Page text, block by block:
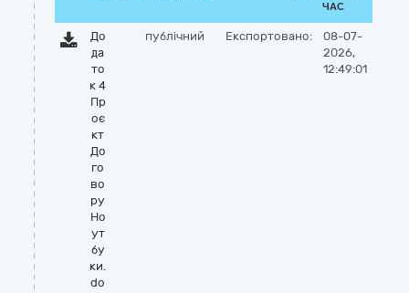
ЧАС
До
да
то
к 4
Пр
оє
кт
До
го
во
ру
Но
ут
бу
ки.
do
публічний Експортовано:
08-07-
2026,
12:49:01